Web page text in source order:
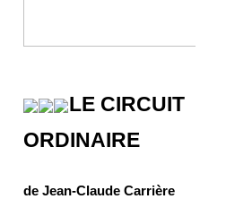
LE CIRCUIT
ORDINAIRE
de Jean-Claude Carrière